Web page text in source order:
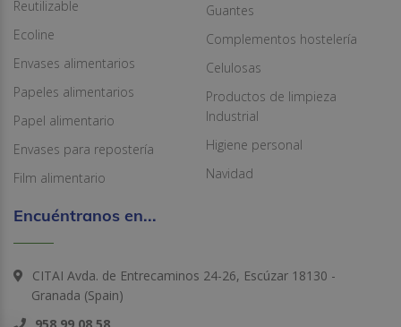
Reutilizable
Ecoline
Envases alimentarios
Papeles alimentarios
Papel alimentario
Envases para repostería
Film alimentario
Guantes
Complementos hostelería
Celulosas
Productos de limpieza
Industrial
Higiene personal
Navidad
Encuéntranos en...
CITAI Avda. de Entrecaminos 24-26, Escúzar 18130 -
Granada (Spain)